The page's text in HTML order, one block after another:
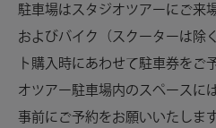
駐車場はスタジオツアーにご来
およびバイク（スクーターは除
ト購入時にあわせて駐車券をご
オツアー駐車場内のスペースに
事前にご予約をお願いいたします